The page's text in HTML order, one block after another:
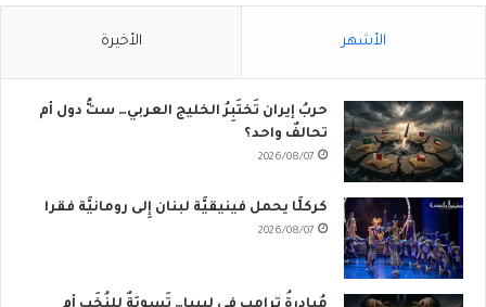
الأشهر الأخيرة
حربُ إيران تَختَبِرُ الخليج العربي… ستُّ دول أم
تحالفٌ واحد؟
2026/08/07
كركلَّا يحمل فينيقيَّة لبنان إِلى رومانيَّة فقرا
2026/08/07